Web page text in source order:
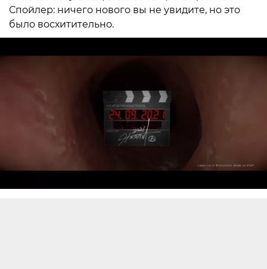
Спойлер: ничего нового вы не увидите, но это
было восхитительно.